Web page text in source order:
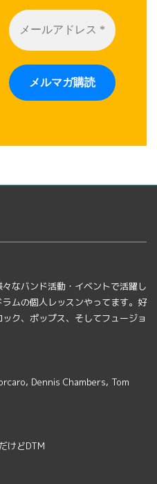
なバンド活動・イベントで活躍し
ムの個人レッスンやってます。好
ク、ポップス、そしてフュージョ
Dennis Chambers, Tom
けどDTM